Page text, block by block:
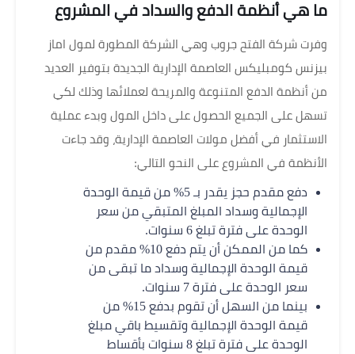
ما هي أنظمة الدفع والسداد في المشروع
وفرت شركة الفتح جروب وهي الشركة المطورة لمول اماز
بيزنس كومبليكس العاصمة الإدارية الجديدة بتوفير العديد
من أنظمة الدفع المتنوعة والمريحة لعملائها وذلك لكي
تسهل على الجميع الحصول على داخل المول وبدء عملية
الاستثمار في أفضل مولات العاصمة الإدارية، وقد جاءت
الأنظمة في المشروع على النحو التالي:
دفع مقدم حجز يقدر بـ 5% من قيمة الوحدة
الإجمالية وسداد المبلغ المتبقي من سعر
الوحدة على فترة تبلغ 6 سنوات.
كما من الممكن أن يتم دفع 10% مقدم من
قيمة الوحدة الإجمالية وسداد ما تبقى من
سعر الوحدة على فترة 7 سنوات.
بينما من السهل أن تقوم بدفع 15% من
قيمة الوحدة الإجمالية وتقسيط باقي مبلغ
الوحدة على فترة تبلغ 8 سنوات بأقساط